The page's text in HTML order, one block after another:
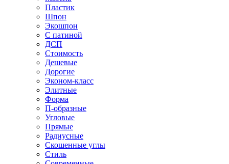
Пластик
Шпон
Экошпон
С патиной
ДСП
Стоимость
Дешевые
Дорогие
Эконом-класс
Элитные
Форма
П-образные
Угловые
Прямые
Радиусные
Скошенные углы
Стиль